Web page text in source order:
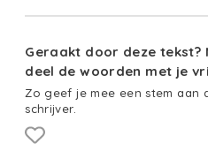
Geraakt door deze
deel de woorden met je
Zo geef je mee een stem aan
schrijver.